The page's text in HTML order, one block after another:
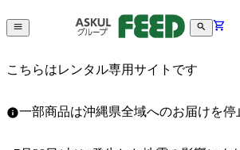
こちらはレンタル専用サイトです
一部商品は沖縄県全域へのお届けを停